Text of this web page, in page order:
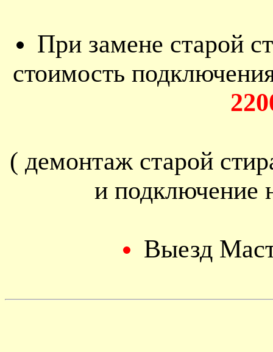
При замене старой
стоимость
( демонтаж старой
и подключение
Выезд